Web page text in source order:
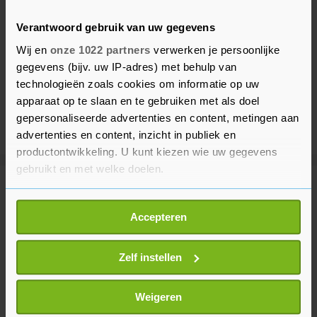
Verantwoord gebruik van uw gegevens
Wij en onze 1022 partners verwerken je persoonlijke
gegevens (bijv. uw IP-adres) met behulp van
technologieën zoals cookies om informatie op uw
apparaat op te slaan en te gebruiken met als doel
gepersonaliseerde advertenties en content, metingen aan
advertenties en content, inzicht in publiek en
productontwikkeling. U kunt kiezen wie uw gegevens
gebruikt en met welke doelen.
Als u het toestaat, willen we ook graag:
Informatie verzamelen over uw geografische
locatie, die tot een paar meter nauwkeurig kan zijn
Uw apparaat identificeren door het actief te
scannen op specifieke eigenschappen (fingerprinting)
Lees meer over hoe uw persoonlijke gegevens worden
verwerkt en stel uw voorkeuren in het
Accepteren
Zelf instellen
Weigeren
Meer uit Voetbal
Read vindt dat Feyenoord meer
had moeten scoren tegen Sparta
39 minuten geleden